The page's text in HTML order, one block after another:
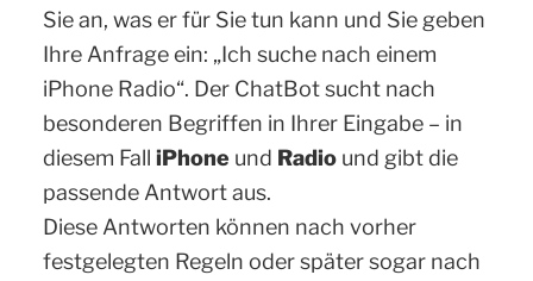
Sie an, was er für Sie tun kann und Sie geben
Ihre Anfrage ein: „Ich suche nach einem
iPhone Radio“. Der ChatBot sucht nach
besonderen Begriffen in Ihrer Eingabe – in
diesem Fall iPhone und Radio und gibt die
passende Antwort aus.
Diese Antworten können nach vorher
festgelegten Regeln oder später sogar nach